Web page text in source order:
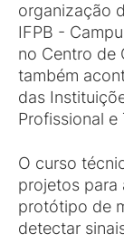
organização
IFPB -
no Centro de
também
das
Profissional e
O curso
projetos para
protótipo de
detectar